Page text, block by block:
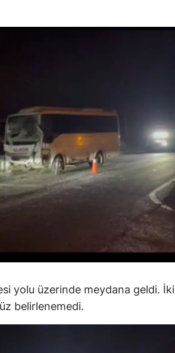
yolu üzerinde meydana geldi. İki
belirlenemedi.